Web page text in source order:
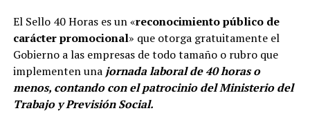
El Sello 40 Horas es un «reconocimiento público de
carácter promocional» que otorga gratuitamente el
Gobierno a las empresas de todo tamaño o rubro que
implementen una jornada laboral de 40 horas o
menos, contando con el patrocinio del Ministerio del
Trabajo y Previsión Social.